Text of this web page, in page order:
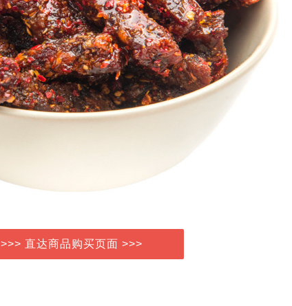
>>> 直达商品购买页面 >>>